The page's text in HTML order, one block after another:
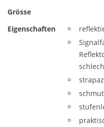
Grösse
Eigenschaften